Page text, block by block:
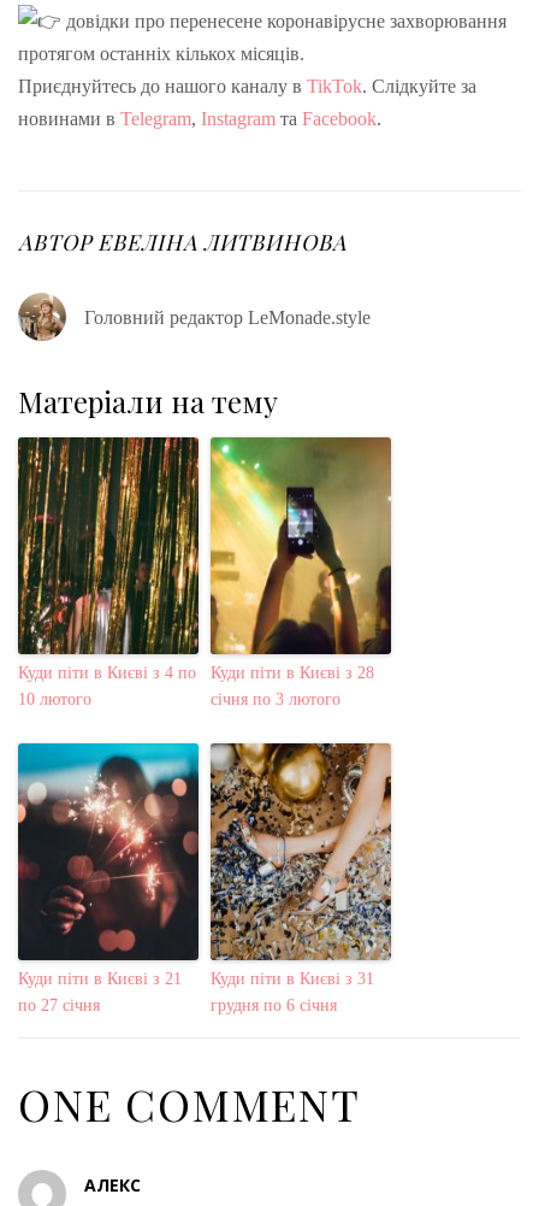
довідки про перенесене коронавірусне захворювання
протягом останніх кількох місяців.
Приєднуйтесь до нашого каналу в TikTok. Слідкуйте за
новинами в Telegram, Instagram та Facebook.
АВТОРЕВЕЛІНА ЛИТВИНОВА
Головний редактор LeMonade.style
Матеріали на тему
Куди піти в Києві з 4 по
10 лютого
Куди піти в Києві з 28
січня по 3 лютого
Куди піти в Києві з 21
по 27 січня
Куди піти в Києві з 31
грудня по 6 січня
ONE COMMENT
АЛЕКС